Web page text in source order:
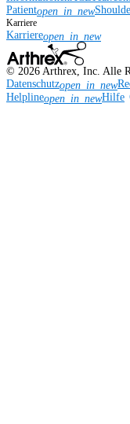
Patientopen_in_new
Karriere
Karriereopen_in_new
© 2026 Arthrex, Inc. Alle
Datenschutzopen_in_new
Helplineopen_in_newHilfe